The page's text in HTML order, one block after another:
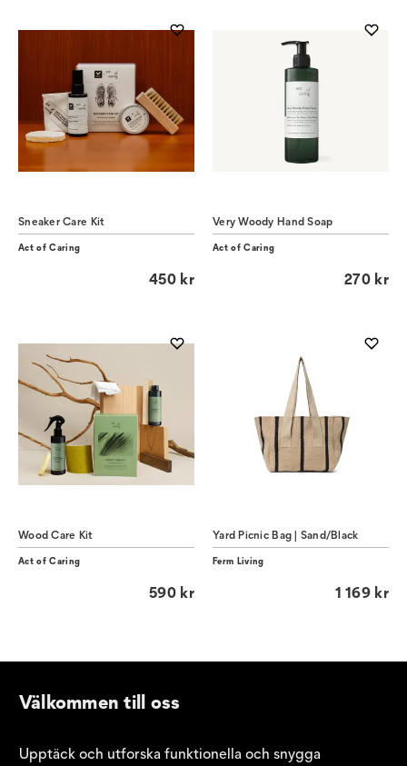
Sneaker Care Kit
Act of Caring
450 kr
Very Woody Hand Soap
Act of Caring
270 kr
Wood Care Kit
Act of Caring
590 kr
Yard Picnic Bag | Sand/Black
Ferm Living
1 169 kr
Välkommen till oss
Upptäck och utforska funktionella och snygga